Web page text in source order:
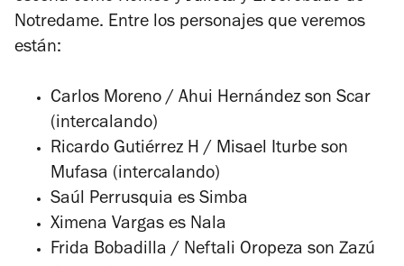
Notredame. Entre los personajes que veremos
están:
Carlos Moreno / Ahui Hernández son Scar
(intercalando)
Ricardo Gutiérrez H / Misael Iturbe son
Mufasa (intercalando)
Saúl Perrusquia es Simba
Ximena Vargas es Nala
Frida Bobadilla / Neftali Oropeza son Zazú